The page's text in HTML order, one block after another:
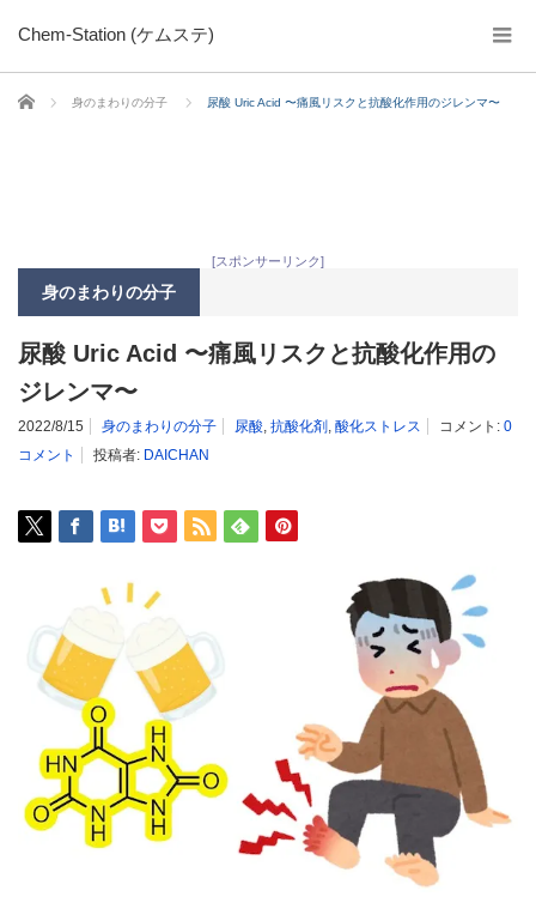
Chem-Station (ケムステ)
ホーム 身のまわりの分子 尿酸 Uric Acid 〜痛風リスクと抗酸化作用のジレンマ〜
[スポンサーリンク]
身のまわりの分子
尿酸 Uric Acid 〜痛風リスクと抗酸化作用の
ジレンマ〜
2022/8/15 身のまわりの分子 尿酸, 抗酸化剤 , 酸化ストレス コメント: 0
コメント
投稿者: DAICHAN